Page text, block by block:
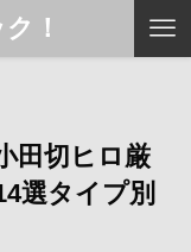
！
田切ヒロ厳
選タイプ別